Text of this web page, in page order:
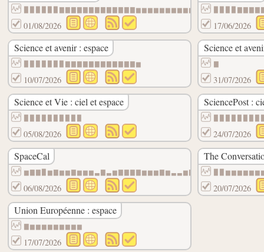
▉▉▉▉▉▉▇▇▇▇▇▇▇▇▇▇▇▇▇▆▆▆▆▆▆▆▆▆▆▆
01/08/2026 17/06/2026
Science et avenir : espace
▉▉▉▉▉▉▉▇▇▇▇▇▇▇▇▇▇▇▇▆
10/07/2026
Science et
▇
31/07/2026
Science et Vie : ciel et espace
05/08/2026
SciencePost :
24/07/2026
SpaceCal
06/08/2026
The
20/07/2026
Union Européenne : espace
▇▆▆▆▆▆▆▆▆▆
17/07/2026